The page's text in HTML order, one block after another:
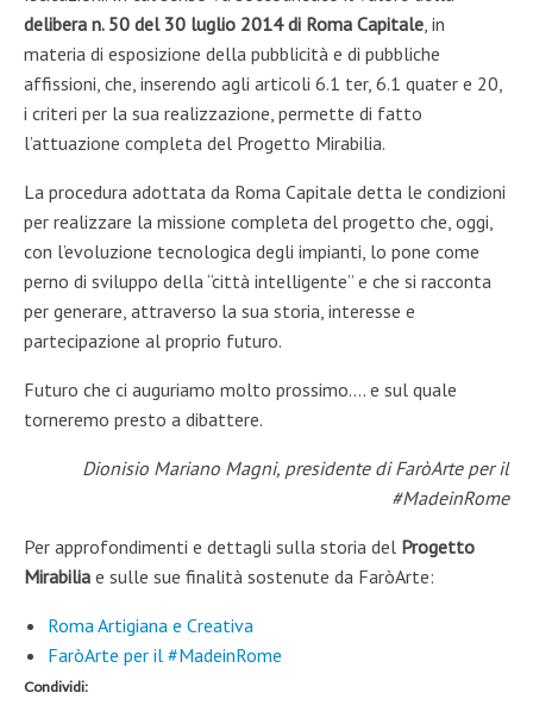
delibera n. 50 del 30 luglio 2014di Roma Capitale, in
materia di esposizione della pubblicità e di pubbliche
affissioni, che, inserendo agli articoli 6.1 ter, 6.1 quater e 20,
i criteri per la sua realizzazione, permette di fatto
l’attuazione completa del Progetto Mirabilia.
La procedura adottata da Roma Capitale detta le condizioni
per realizzare la missione completa del progetto che, oggi,
con l’evoluzione tecnologica degli impianti, lo pone come
perno di sviluppo della“città intelligente” e che si racconta
per generare, attraverso la sua storia, interesse e
partecipazione al proprio futuro.
Futuro che ci auguriamo molto prossimo…. e sul quale
torneremo presto a dibattere.
Dionisio Mariano Magni, presidente di FaròArte per il
#MadeinRome
Per approfondimenti e dettagli sulla storia del Progetto
Mirabilia e sulle sue finalità sostenute da FaròArte:
Roma Artigiana e Creativa
FaròArte per il #MadeinRome
Condividi: